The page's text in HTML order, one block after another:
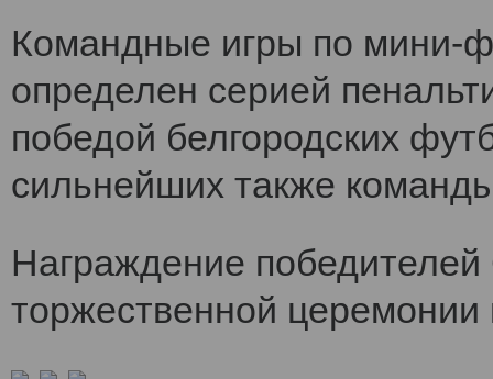
Командные игры по мини-
определен серией
победой белгородских
сильнейших также
Награждение
торжественной